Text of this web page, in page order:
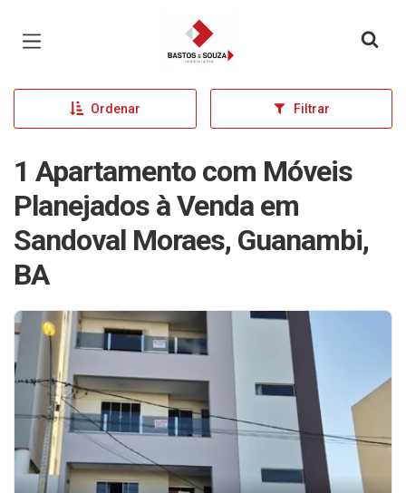
Página inicial
Ordenar Filtrar
1 Apartamento com Móveis
Planejados à Venda em
Sandoval Moraes, Guanambi,
BA